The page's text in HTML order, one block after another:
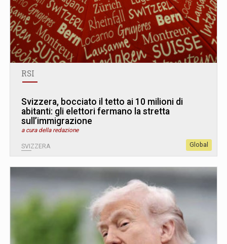
RSI
Svizzera, bocciato il tetto ai 10 milioni di
abitanti: gli elettori fermano la stretta
sull’immigrazione
a cura della redazione
SVIZZERA Global